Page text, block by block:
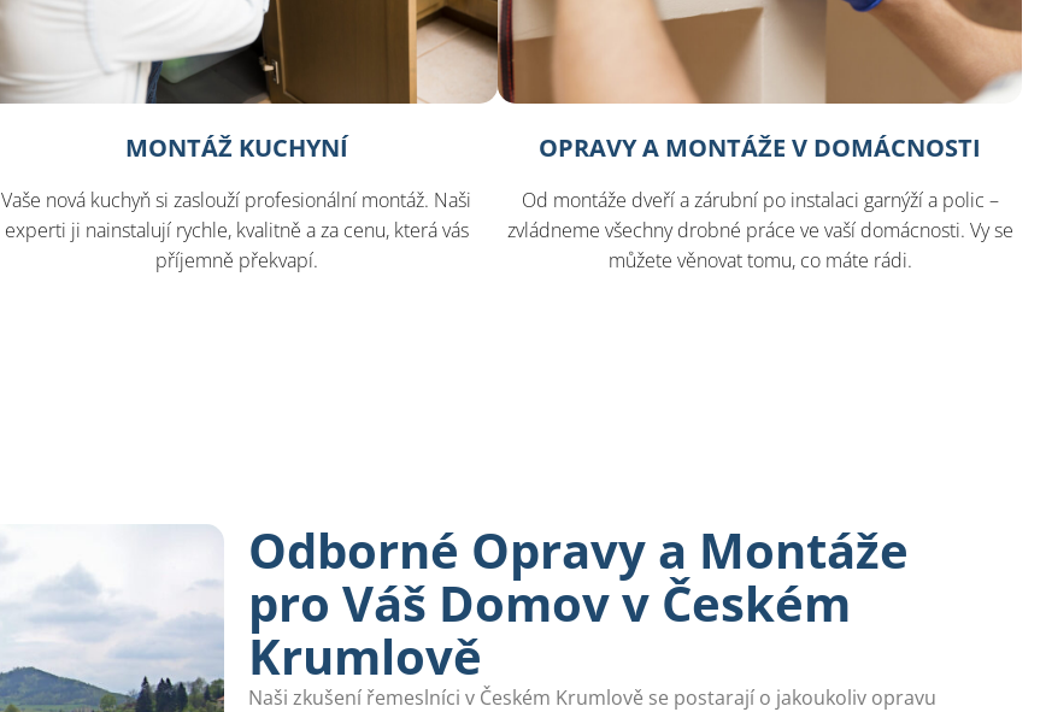
MONTÁŽ KUCHYNÍ
Vaše nová kuchyň si zaslouží profesionální montáž. Naši
experti ji nainstalují rychle, kvalitně a za cenu, která vás
příjemně překvapí.
OPRAVY A MONTÁŽE V DOMÁCNOSTI
Od montáže dveří a zárubní po instalaci garnýží a polic –
zvládneme všechny drobné práce ve vaší domácnosti. Vy se
můžete věnovat tomu, co máte rádi.
Odborné Opravy a Montáže
pro Váš Domov v Českém
Krumlově
Naši zkušení řemeslníci v Českém Krumlově se postarají o jakoukoliv opravu